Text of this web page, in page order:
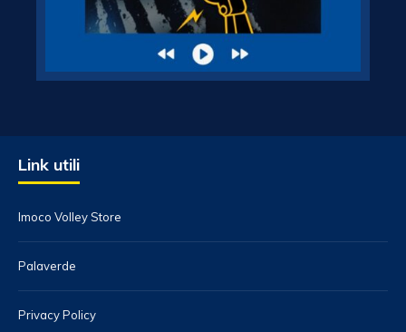
Link utili
Imoco Volley Store
Palaverde
Privacy Policy